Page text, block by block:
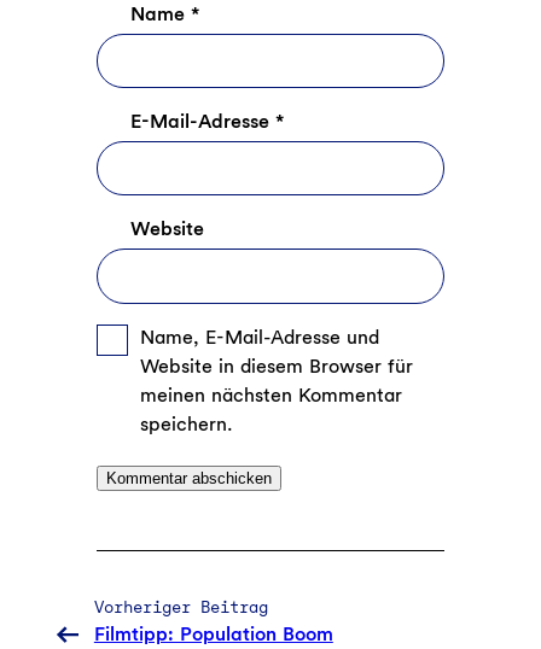
Name *
E-Mail-Adresse *
Website
Name, E-Mail-Adresse und
Website in diesem Browser für
meinen nächsten Kommentar
speichern.
Vorheriger Beitrag
Filmtipp: Population Boom